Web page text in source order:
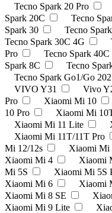
Tecno Spark 20 Pro
Spark 20C
Tecno
Spark 30
Tecno
Tecno Spark 30C 4G
Pro
Tecno Spark 40C
Spark 8C
Tecno
Tecno Spark Go1/Go
VIVO Y31
Vivo
Pro
Xiaomi Mi 10
10 Pro
Xiaomi Mi
Xiaomi Mi 11 Lite
Xiaomi Mi 11T/11T Pro
Mi 12/12s
Xiaomi Mi
Xiaomi Mi 4
Xiaomi
Mi 5S
Xiaomi Mi 5S
Xiaomi Mi 6
Xiaomi
Xiaomi Mi 8 SE
Xiaomi Mi 9 Lite